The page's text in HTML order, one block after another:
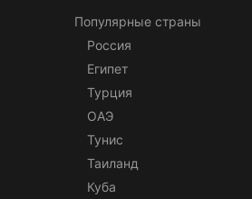
Популярные страны
Россия
Египет
Турция
ОАЭ
Тунис
Таиланд
Куба